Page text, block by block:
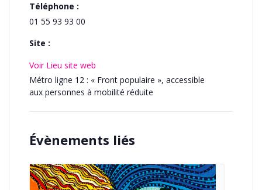
Téléphone :
01 55 93 93 00
Site :
Voir Lieu site web
Métro ligne 12 : « Front populaire », accessible
aux personnes à mobilité réduite
Évènements liés